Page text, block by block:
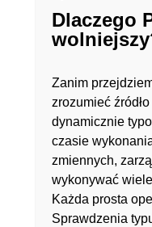
Dlaczego
Zanim
zrozumieć
dynamicznie
czasie
zmiennych,
wykonywać
Każda prosta
Sprawdzenia